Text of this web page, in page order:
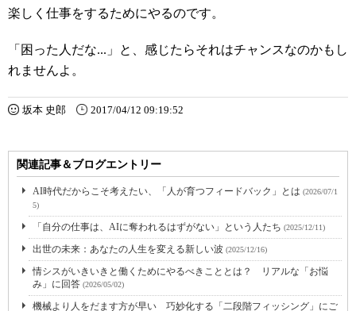
楽しく仕事をするためにやるのです。
「困った人だな...」と、感じたらそれはチャンスなのかもし
れませんよ。
坂本 史郎 2017/04/12 09:19:52
関連記事＆ブログエントリー
AI時代だからこそ考えたい、「人が育つフィードバック」とは (2026/07/1
5)
「自分の仕事は、AIに奪われるはずがない」という人たち (2025/12/11)
出世の未来：あなたの人生を変える新しい波 (2025/12/16)
情シスがいきいきと働くためにやるべきこととは？ リアルな「お悩
み」に回答 (2026/05/02)
機械より人をだます方が早い 巧妙化する「二段階フィッシング」にご